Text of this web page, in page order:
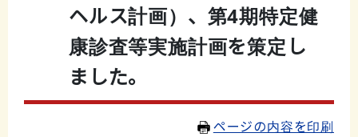
ヘルス計画）、第4期特定健
康診査等実施計画を策定し
ました。
ページの内容を印刷